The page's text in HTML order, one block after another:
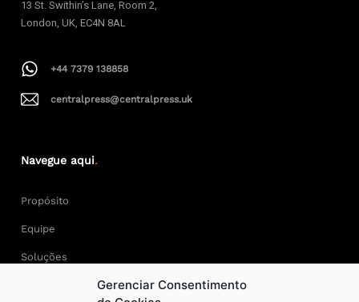
Gerenciar Consentimento
13 St. Swithin’s Lane, Room 2,
London, UK, EC4N 8AL
+44 7379 138858
centralpress@centralpress.uk
Navegue aqui.
Propósito
Equipe
Soluções